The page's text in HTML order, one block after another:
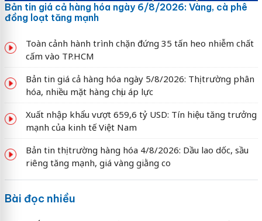
Bản tin giá cả hàng hóa ngày 6/8/2026: Vàng, cà phê
đồng loạt tăng mạnh
Toàn cảnh hành trình chặn đứng 35 tấn heo nhiễm chất
cấm vào TP.HCM
Bản tin giá cả hàng hóa ngày 5/8/2026: Thị trường phân
hóa, nhiều mặt hàng chịu áp lực
Xuất nhập khẩu vượt 659,6 tỷ USD: Tín hiệu tăng trưởng
mạnh của kinh tế Việt Nam
Bản tin thị trường hàng hóa 4/8/2026: Dầu lao dốc, sầu
riêng tăng mạnh, giá vàng giằng co
Bài đọc nhiều